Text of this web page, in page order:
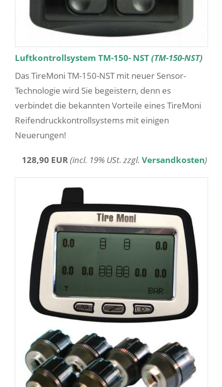
Luftkontrollsystem TM-150- NST(TM-150-NST)
Das TireMoni TM-150-NST mit neuer Sensor-
Technologie wird Sie begeistern, denn es
verbindet die bekannten Vorteile eines TireMoni
Reifendruckkontrollsystems mit einigen
Neuerungen!
128,90 EUR(incl. 19% USt. zzgl. Versandkosten)